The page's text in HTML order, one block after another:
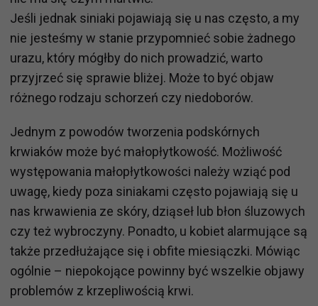
Jeśli jednak siniaki pojawiają się u nas często, a my
nie jesteśmy w stanie przypomnieć sobie żadnego
urazu, który mógłby do nich prowadzić, warto
przyjrzeć się sprawie bliżej. Może to być objaw
różnego rodzaju schorzeń czy niedoborów.
Jednym z powodów tworzenia podskórnych
krwiaków może być małopłytkowość. Możliwość
występowania małopłytkowości należy wziąć pod
uwagę, kiedy poza siniakami często pojawiają się u
nas krwawienia ze skóry, dziąseł lub błon śluzowych
czy też wybroczyny. Ponadto, u kobiet alarmujące są
także przedłużające się i obfite miesiączki. Mówiąc
ogólnie – niepokojące powinny być wszelkie objawy
problemów z krzepliwością krwi.